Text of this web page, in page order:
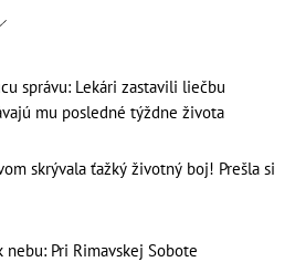
správu: Lekári zastavili liečbu
mu posledné týždne života
skrývala ťažký životný boj! Prešla si
Pri Rimavskej Sobote